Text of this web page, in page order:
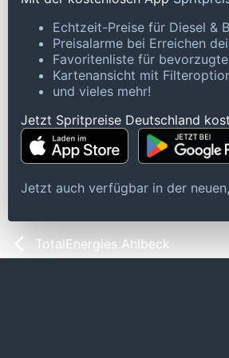
Echtzeit-Preise für Diesel &
Preisalarme bei Erreichen
Favoritenliste für
Kartenansicht mit
und vieles mehr!
Jetzt Spritpreise Deutschland
Jetzt auch verfügbar in der
TotalEnergies Ahlbeck